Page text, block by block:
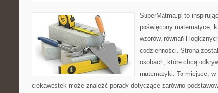
SuperMatma.pl to
poświęcony matematyce,
wzorów, równań i
codzienności. Strona
osobach, które chcą
matematyki. To miejsce,
ciekawostek może znaleźć porady dotyczące zarówno